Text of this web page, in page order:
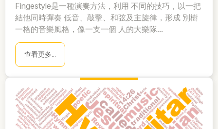
Fingestyle是一種演奏方法，利用 不同的技巧，以一把
結他同時彈奏 低音、敲擊、和弦及主旋律，形成 別樹
一格的音樂風格，像一支一個 人的大樂隊...
查看更多...